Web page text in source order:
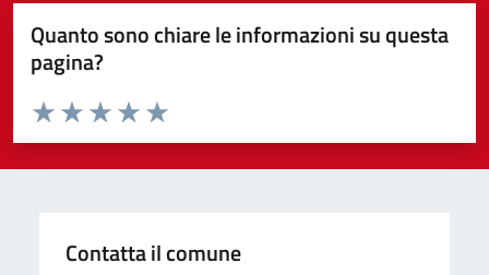
Quanto sono chiare le informazioni su questa
pagina?
Valuta da 1 a 5 stelle la pagina
Valuta 5 stelle su 5
Valuta 4 stelle su 5
Valuta 3 stelle su 5
Valuta 2 stelle su 5
Valuta 1 stelle su 5
Contatta il comune